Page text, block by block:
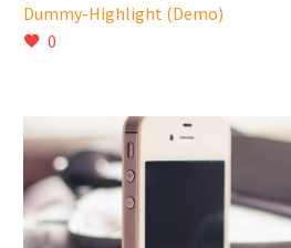
Dummy-Highlight (Demo)
0